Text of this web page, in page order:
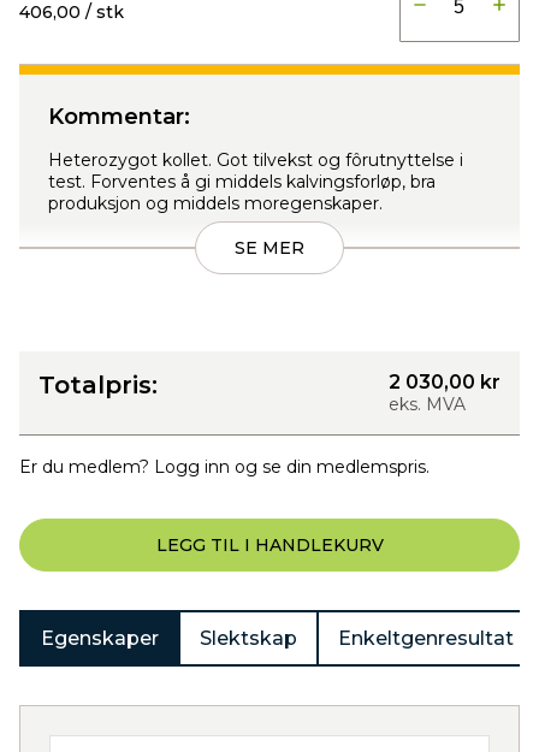
406,00 / stk
Kommentar:
Heterozygot kollet. Got tilvekst og fôrutnyttelse i
test. Forventes å gi middels kalvingsforløp, bra
produksjon og middels moregenskaper.
SE MER
Totalpris: 2 030,00 kr
eks. MVA
Er du medlem? Logg inn og se din medlemspris.
LEGG TIL I HANDLEKURV
Egenskaper Slektskap Enkeltgenresultat